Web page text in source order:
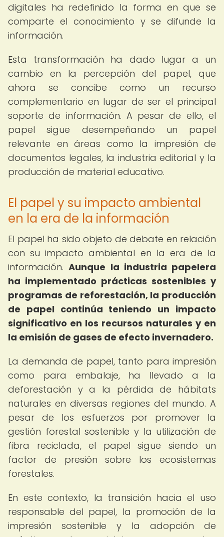
digitales ha redefinido la forma en que se
comparte el conocimiento y se difunde la
información.
Esta transformación ha dado lugar a un
cambio en la percepción del papel, que
ahora se concibe como un recurso
complementario en lugar de ser el principal
soporte de información. A pesar de ello, el
papel sigue desempeñando un papel
relevante en áreas como la impresión de
documentos legales, la industria editorial y la
producción de material educativo.
El papel y su impacto ambiental
en la era de la información
El papel ha sido objeto de debate en relación
con su impacto ambiental en la era de la
información.Aunque la industria papelera
ha implementado prácticas sostenibles y
programas de reforestación, la producción
de papel continúa teniendo un impacto
significativo en los recursos naturales y en
la emisión de gases de efecto invernadero.
La demanda de papel, tanto para impresión
como para embalaje, ha llevado a la
deforestación y a la pérdida de hábitats
naturales en diversas regiones del mundo. A
pesar de los esfuerzos por promover la
gestión forestal sostenible y la utilización de
fibra reciclada, el papel sigue siendo un
factor de presión sobre los ecosistemas
forestales.
En este contexto, la transición hacia el uso
responsable del papel, la promoción de la
impresión sostenible y la adopción de